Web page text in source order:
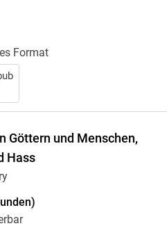
Format
Göttern und Menschen,
Hass